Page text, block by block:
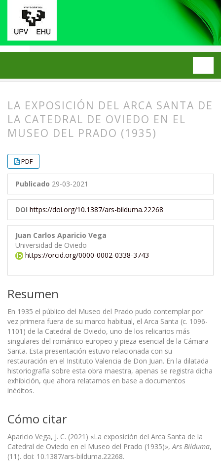
LA EXPOSICIÓN DEL ARCA SANTA DE
LA CATEDRAL DE OVIEDO EN EL
MUSEO DEL PRADO (1935)
PDF
Publicado 29-03-2021
DOI https://doi.org/10.1387/ars-bilduma.22268
Juan Carlos Aparicio Vega
Universidad de Oviedo
https://orcid.org/0000-0002-0338-3743
Resumen
En 1935 el público del Museo del Prado pudo contemplar por
vez primera fuera de su marco habitual, el Arca Santa (c. 1096-
1101) de la Catedral de Oviedo, uno de los relicarios más
singulares del románico europeo y pieza esencial de la Cámara
Santa. Esta presentación estuvo relacionada con su
restauración en el Instituto Valencia de Don Juan. En la dilatada
historiografía sobre esta obra maestra, apenas se registra dicha
exhibición, que ahora relatamos en base a documentos
inéditos.
Cómo citar
Aparicio Vega, J. C. (2021) «La exposición del Arca Santa de la
Catedral de Oviedo en el Museo del Prado (1935)»,Ars Bilduma,
(11). doi: 10.1387/ars-bilduma.22268.